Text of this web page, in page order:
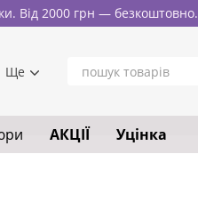
Від 2000 грн — безкоштовно.
Ще
АКЦІЇ Уцінка